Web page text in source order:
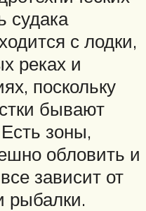
судака
с лодки,
реках и
поскольку
бывают
зоны,
обловить и
зависит от
рыбалки.